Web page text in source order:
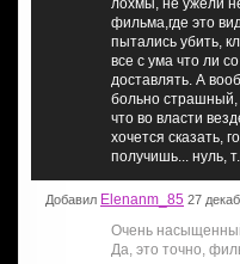
фильма,где это
пытались убить,
все с ума что ли
доставлять. А
больно
что во власти
хочется сказать,
получишь... нуль,
Добавил Elenanm_85 27
Очень
Да, это точно,